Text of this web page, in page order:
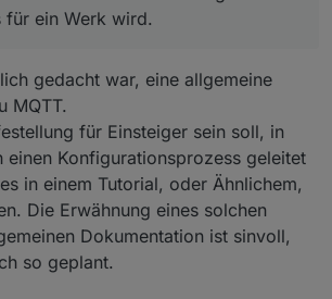
oder Tutorial. Da habe ich aber
des Tut für eine Installation da entlang
abzuhängen
wird es definitiv zu viel Inhalt, für FAQ
für ein Werk wird.
gedacht war, eine allgemeine
MQTT.
für Einsteiger sein soll, in
einen Konfigurationsprozess geleitet
in einem Tutorial, oder Ähnlichem,
Die Erwähnung eines solchen
Dokumentation ist sinvoll,
so geplant.